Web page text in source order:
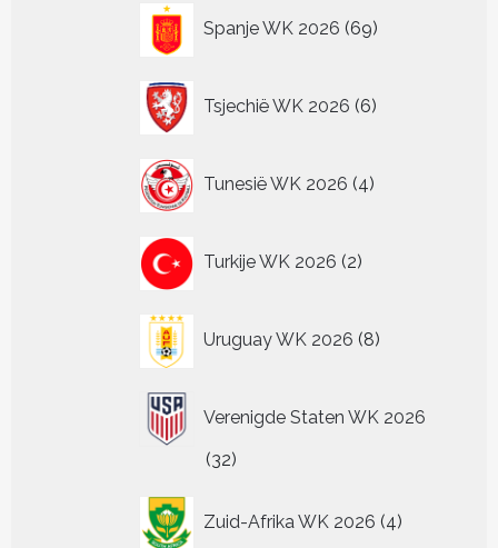
Spanje WK 2026 69
producten
Tsjechië WK 2026 6
producten
Tunesië WK 2026 4
producten
Turkije WK 2026 2
producten
Uruguay WK 2026 8
producten
Verenigde Staten WK 2026
3232
Zuid-Afrika WK 2026 4
producten